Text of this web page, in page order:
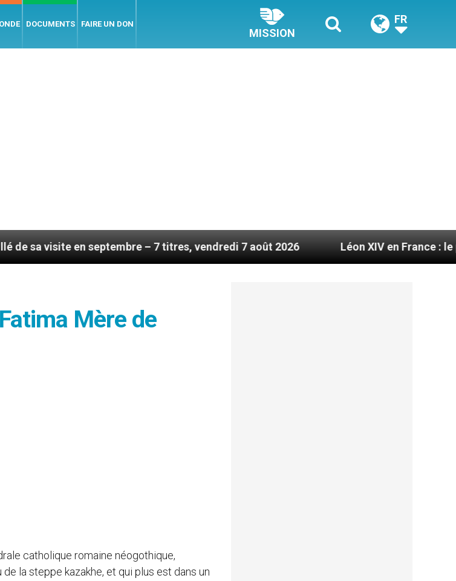
DOCUMENTS FAIRE UN DON
MISSION
FR
septembre – 7 titres, vendredi 7 août 2026 Léon XIV en France : le programme
Mère de
catholique romaine néogothique,
la steppe kazakhe, et qui plus est dans un